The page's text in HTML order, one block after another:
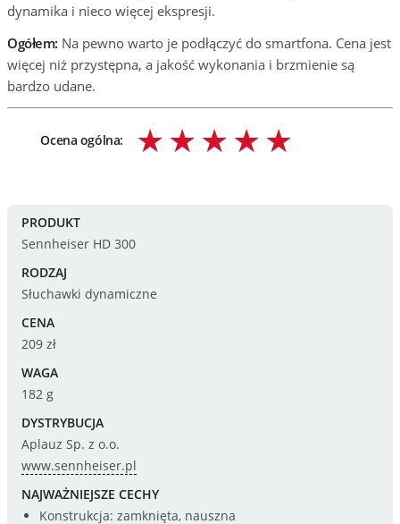
dynamika i nieco więcej ekspresji.
Ogółem: Na pewno warto je podłączyć do smartfona. Cena jest
więcej niż przystępna, a jakość wykonania i brzmienie są
bardzo udane.
Ocena ogólna:
PRODUKT
Sennheiser HD 300
RODZAJ
Słuchawki dynamiczne
CENA
209 zł
WAGA
182 g
DYSTRYBUCJA
Aplauz Sp. z o.o.
www.sennheiser.pl
NAJWAŻNIEJSZE CECHY
Konstrukcja: zamknięta, nauszna